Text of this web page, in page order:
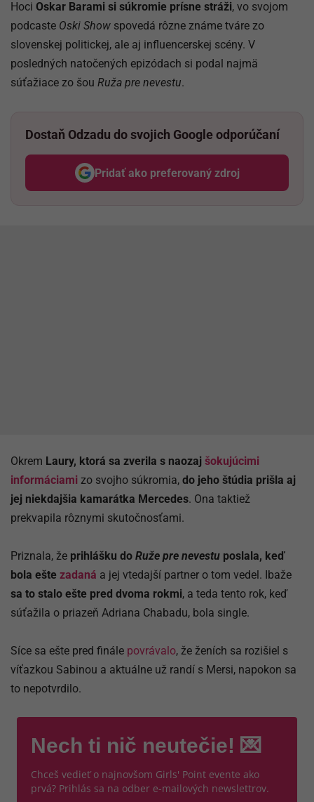
Hoci Oskar Barami si súkromie prísne stráži, vo svojom
podcaste Oski Show spovedá rôzne známe tváre zo
slovenskej politickej, ale aj influencerskej scény. V
posledných natočených epizódach si podal najmä
súťažiace zo šou Ruža pre nevestu.
Dostaň Odzadu do svojich Google odporúčaní
Pridať ako preferovaný zdroj
Odzadu, odkaz sa otvorí v
Okrem Laury, ktorá sa zverila s naozaj šokujúcimi
informáciami zo svojho súkromia, do jeho štúdia prišla aj
jej niekdajšia kamarátka Mercedes. Ona taktiež
prekvapila rôznymi skutočnosťami.
Priznala, že prihlášku do Ruže pre nevestu poslala, keď
bola ešte zadaná a jej vtedajší partner o tom vedel. Ibaže
sa to stalo ešte pred dvoma rokmi, a teda tento rok, keď
súťažila o priazeň Adriana Chabadu, bola single.
Síce sa ešte pred finále povrávalo, že ženích sa rozišiel s
víťazkou Sabinou a aktuálne už randí s Mersi, napokon sa
to nepotvrdilo.
Nech ti nič neutečie! 💌
Chceš vedieť o najnovšom Girls' Point evente ako
prvá? Prihlás sa na odber e-mailových newslettrov.